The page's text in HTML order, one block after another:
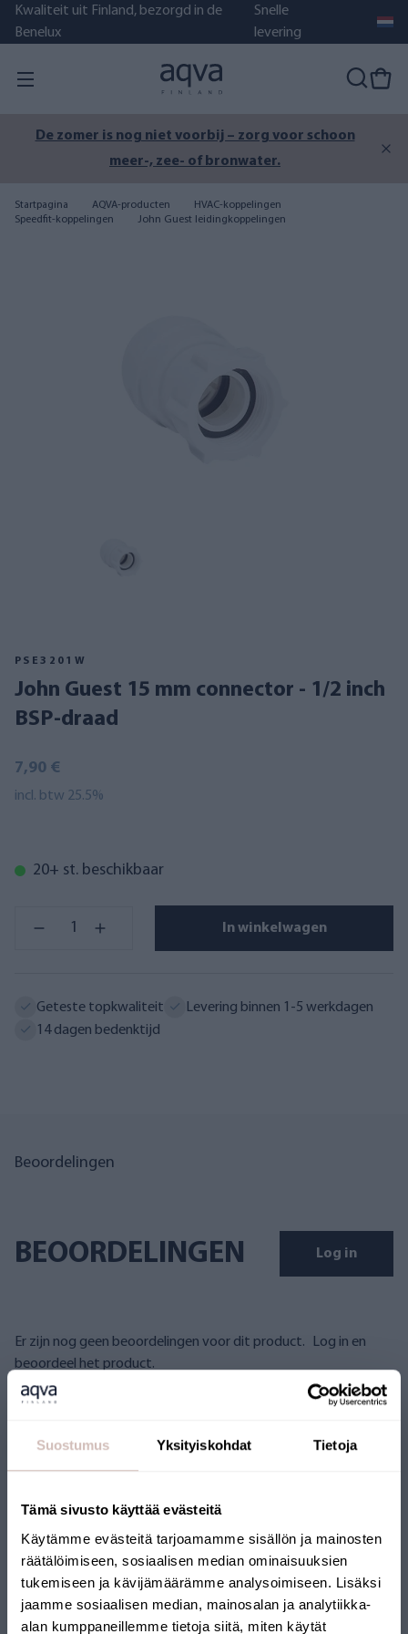
Suostumus Yksityiskohdat Tietoja
Tämä sivusto käyttää evästeitä
Käytämme evästeitä tarjoamamme sisällön ja mainosten
räätälöimiseen, sosiaalisen median ominaisuuksien
tukemiseen ja kävijämäärämme analysoimiseen. Lisäksi
jaamme sosiaalisen median, mainosalan ja analytiikka-
alan kumppaneillemme tietoja siitä, miten käytät
Kwaliteit uit Finland, bezorgd in de
Benelux
Snelle
levering
De zomer is nog niet voorbij – zorg voor schoon
meer-, zee- of bronwater.
Startpagina AQVA-producten
HVAC-koppelingen
Speedfit-koppelingen
John Guest leidingkoppelingen
PSE3201W
John Guest 15 mm connector - 1/2 inch
BSP-draad
7,90 €
incl. btw 25.5%
20+ st. beschikbaar
In winkelwagen
Geteste topkwaliteit
Levering binnen 1-5 werkdagen
14 dagen bedenktijd
Beoordelingen
BEOORDELINGEN Log in
Er zijn nog geen beoordelingen voor dit product.
Log in en
beoordeel het product.